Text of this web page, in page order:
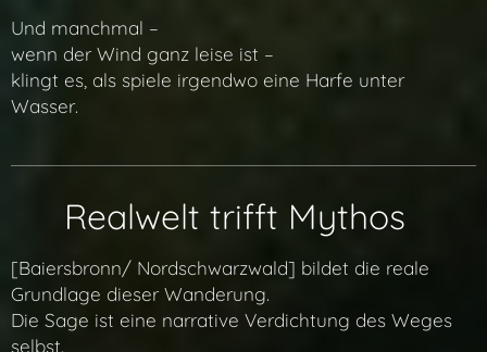
Und manchmal –
wenn der Wind ganz leise ist –
klingt es, als spiele irgendwo eine Harfe unter
Wasser.
🌍 Realwelt trifft Mythos
[Baiersbronn/ Nordschwarzwald] bildet die reale
Grundlage dieser Wanderung.
Die Sage ist eine narrative Verdichtung des Weges
selbst.